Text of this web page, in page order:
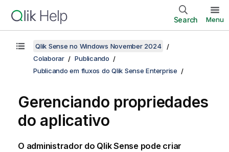
Search Menu
Qlik Sense no Windows November 2024
Colaborar
Publicando
Publicando em fluxos do Qlik Sense Enterprise
Gerenciando propriedades
do aplicativo
O administrador do Qlik Sensepode criar